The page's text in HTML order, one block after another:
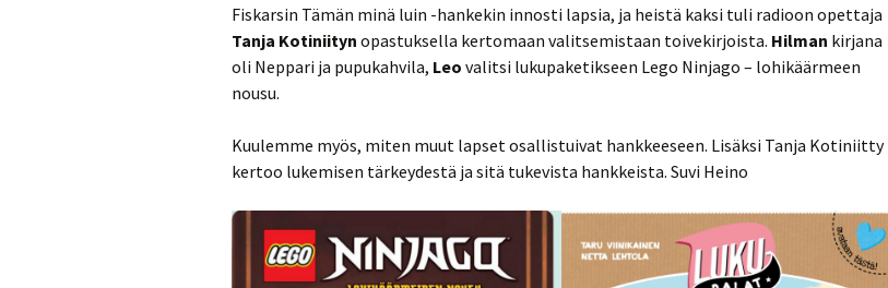
Fiskarsin Tämän minä luin -hankekin innosti lapsia, ja heistä kaksi tuli radioon opettaja
Tanja Kotiniityn opastuksella kertomaan valitsemistaan toivekirjoista. Hilman kirjana
oli Neppari ja pupukahvila, Leo valitsi lukupaketikseen Lego Ninjago – lohikäärmeen
nousu.
Kuulemme myös, miten muut lapset osallistuivat hankkeeseen. Lisäksi Tanja Kotiniitty
kertoo lukemisen tärkeydestä ja sitä tukevista hankkeista. Suvi Heino